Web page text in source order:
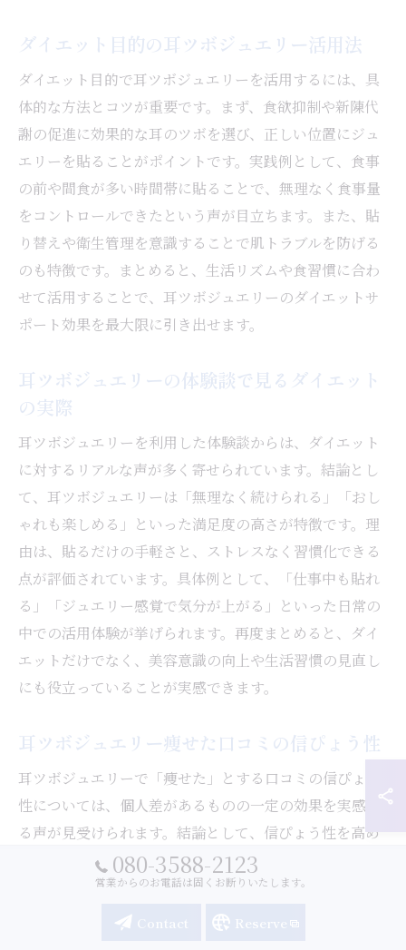
ダイエット目的の耳ツボジュエリー活用法
ダイエット目的で耳ツボジュエリーを活用するには、具
体的な方法とコツが重要です。まず、食欲抑制や新陳代
謝の促進に効果的な耳のツボを選び、正しい位置にジュ
エリーを貼ることがポイントです。実践例として、食事
の前や間食が多い時間帯に貼ることで、無理なく食事量
をコントロールできたという声が目立ちます。また、貼
り替えや衛生管理を意識することで肌トラブルを防げる
のも特徴です。まとめると、生活リズムや食習慣に合わ
せて活用することで、耳ツボジュエリーのダイエットサ
ポート効果を最大限に引き出せます。
耳ツボジュエリーの体験談で見るダイエット
の実際
耳ツボジュエリーを利用した体験談からは、ダイエット
に対するリアルな声が多く寄せられています。結論とし
て、耳ツボジュエリーは「無理なく続けられる」「おし
ゃれも楽しめる」といった満足度の高さが特徴です。理
由は、貼るだけの手軽さと、ストレスなく習慣化できる
点が評価されています。具体例として、「仕事中も貼れ
る」「ジュエリー感覚で気分が上がる」といった日常の
中での活用体験が挙げられます。再度まとめると、ダイ
エットだけでなく、美容意識の向上や生活習慣の見直し
にも役立っていることが実感できます。
耳ツボジュエリー痩せた口コミの信ぴょう性
耳ツボジュエリーで「痩せた」とする口コミの信ぴょう
性については、個人差があるものの一定の効果を実感す
る声が見受けられます。結論として、信ぴょう性を高め
るには複数の体験談や、継続的な使用による変化に注目
することが大切です。理由は、短期間で劇的な変化を期
待するのではなく、日々の積み重ねと併用した生活改善
080-3588-2123
営業からのお電話は固くお断りいたします。
Contact Reserve